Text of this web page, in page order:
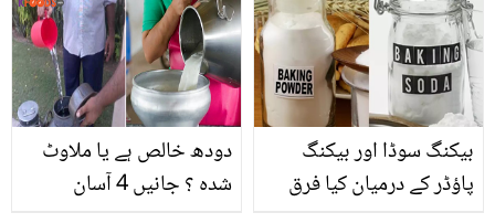
جانیئے ٹھنڈے موسم میں
کھجور استعمال کرنے کے
حیرت انگیز فوائد
خوشحال خان کے جواب نے
مداحوں کو جذباتی کیوں
کیا؟
دودھ خالص ہے یا ملاوٹ
شدہ ؟ جانیں 4 آسان
بیکنگ سوڈا اور بیکنگ
پاؤڈر کے درمیان کیا فرق